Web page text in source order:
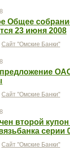
Общее
23 июня 2008
Сайт "Омские Банки"
Сайт "Омские Банки"
второй
серии
Сайт "Омские Банки"